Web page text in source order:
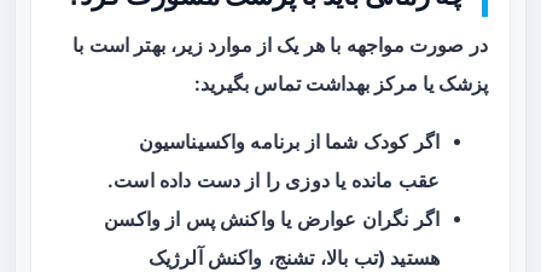
در صورت مواجهه با هر یک از موارد زیر، بهتر است با
پزشک یا مرکز بهداشت تماس بگیرید:
اگر کودک شما از برنامه واکسیناسیون
عقب مانده یا دوزی را از دست داده است.
اگر نگران عوارض یا واکنش پس از واکسن
هستید (تب بالا، تشنج، واکنش آلرژیک